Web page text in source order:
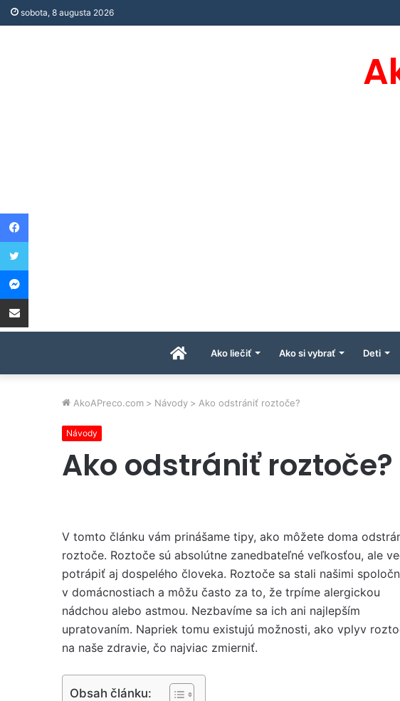
sobota, 8 augusta 2026
ÚvodnáAko liečiť Ako si vybrať Deti
AkoAPreco.com > Návody > Ako odstrániť roztoče?
Návody
Ako odstrániť roztoče?
V tomto článku vám prinášame tipy, ako môžete doma
roztoče. Roztoče sú absolútne zanedbateľné veľkosťou, ale
potrápiť aj dospelého človeka. Roztoče sa stali našimi
v domácnostiach a môžu často za to, že trpíme alergickou
nádchou alebo astmou. Nezbavíme sa ich ani najlepším
upratovaním. Napriek tomu existujú možnosti, ako vplyv
na naše zdravie, čo najviac zmierniť.
Obsah článku:
Facebook
Twitter
Messenger
Share via Email